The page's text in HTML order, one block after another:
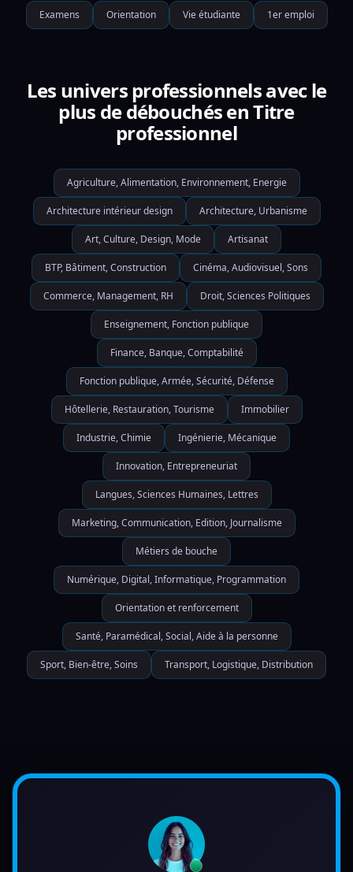
Examens Orientation Vie étudiante 1er emploi
Les univers professionnels avec le
plus de débouchés en Titre
professionnel
Agriculture, Alimentation, Environnement, Energie
Architecture intérieur design Architecture, Urbanisme
Art, Culture, Design, Mode Artisanat
BTP, Bâtiment, Construction Cinéma, Audiovisuel, Sons
Commerce, Management, RH Droit, Sciences Politiques
Enseignement, Fonction publique
Finance, Banque, Comptabilité
Fonction publique, Armée, Sécurité, Défense
Hôtellerie, Restauration, Tourisme Immobilier
Industrie, Chimie Ingénierie, Mécanique
Innovation, Entrepreneuriat
Langues, Sciences Humaines, Lettres
Marketing, Communication, Edition, Journalisme
Métiers de bouche
Numérique, Digital, Informatique, Programmation
Orientation et renforcement
Santé, Paramédical, Social, Aide à la personne
Sport, Bien-être, Soins Transport, Logistique, Distribution